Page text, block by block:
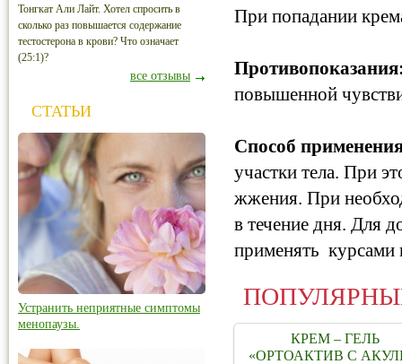
При попадании
повышенной
Способ
участки тела. При
жжения. При
в течение дня. Для
применять
КРЕМ – ГЕЛЬ
«ОРТОАКТИВ С
Тонгкат Али Лайт. Хотел спросить в
сколько раз повышается содержание
тестостерона в крови? Что означает
(25:1)?
все отзывы
СТАТЬИ
Устранить неприятные симптомы
менопаузы.